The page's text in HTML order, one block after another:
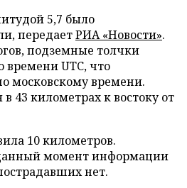
5,7 было
передаетРИА «Новости».
подземные толчки
времени UTC, что
московскому времени.
43 километрах к востоку от
10 километров.
момент информации
нет.